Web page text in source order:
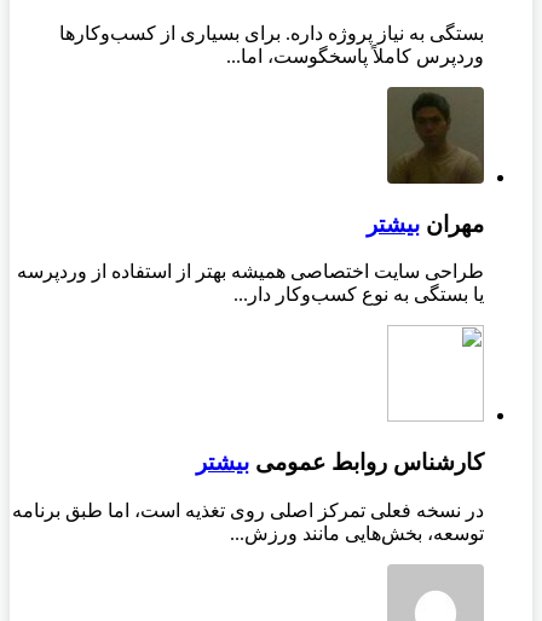
بستگی به نیاز پروژه داره. برای بسیاری از کسب‌وکارها
وردپرس کاملاً پاسخگوست، اما...
مهران بیشتر
طراحی سایت اختصاصی همیشه بهتر از استفاده از وردپرسه
یا بستگی به نوع کسب‌وکار دار...
کارشناس روابط عمومی بیشتر
در نسخه فعلی تمرکز اصلی روی تغذیه است، اما طبق برنامه
توسعه، بخش‌هایی مانند ورزش...